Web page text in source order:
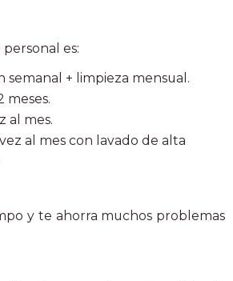
es:
semanal + limpieza mensual.
meses.
al mes.
al mes con lavado de alta
y te ahorra muchos problemas